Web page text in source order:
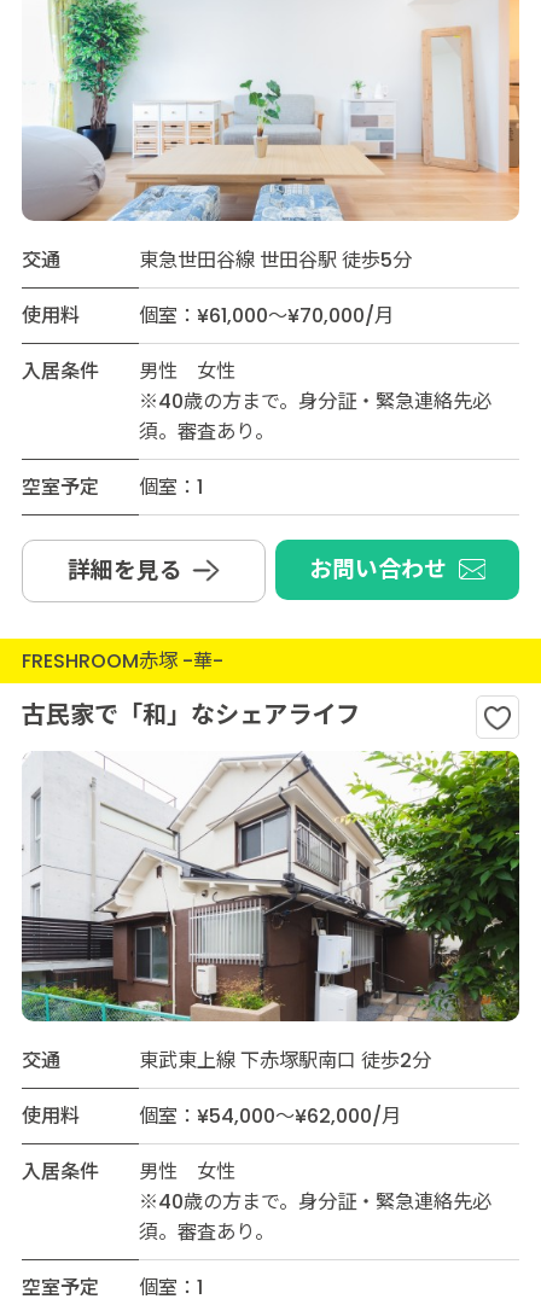
交通
東急世田谷線 世田谷駅 徒歩5分
使用料
個室：¥61,000～¥70,000/月
入居条件
男性 女性
※40歳の方まで。身分証・緊急連絡先必
須。審査あり。
空室予定
個室：1
詳細を見る お問い合わせ
FRESHROOM赤塚 -華-
古民家で「和」なシェアライフ
交通
東武東上線 下赤塚駅南口 徒歩2分
使用料
個室：¥54,000～¥62,000/月
入居条件
男性 女性
※40歳の方まで。身分証・緊急連絡先必
須。審査あり。
空室予定
個室：1